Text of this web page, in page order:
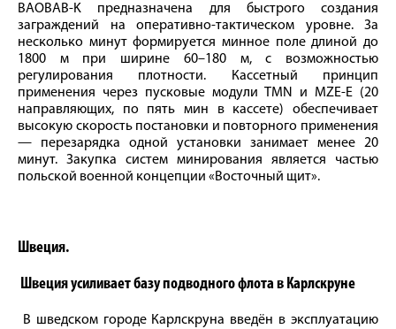
BAOBAB-K предназначена для быстрого создания
заграждений на оперативно-тактическом уровне. За
несколько минут формируется минное поле длиной до
1800 м при ширине 60–180 м, с возможностью
регулирования плотности. Кассетный принцип
применения через пусковые модули TMN и MZE-E (20
направляющих, по пять мин в кассете) обеспечивает
высокую скорость постановки и повторного применения
— перезарядка одной установки занимает менее 20
минут. Закупка систем минирования является частью
польской военной концепции «Восточный щит».
Швеция.
Швеция усиливает базу подводного флота в Карлскруне
В шведском городе Карлскруна введён в эксплуатацию